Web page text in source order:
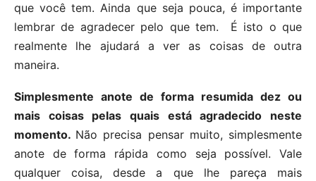
que você tem. Ainda que seja pouca, é importante
lembrar de agradecer pelo que tem. É isto o que
realmente lhe ajudará a ver as coisas de outra
maneira.
Simplesmente anote de forma resumida dez ou
mais coisas pelas quais está agradecido neste
momento. Não precisa pensar muito, simplesmente
anote de forma rápida como seja possível. Vale
qualquer coisa, desde a que lhe pareça mais